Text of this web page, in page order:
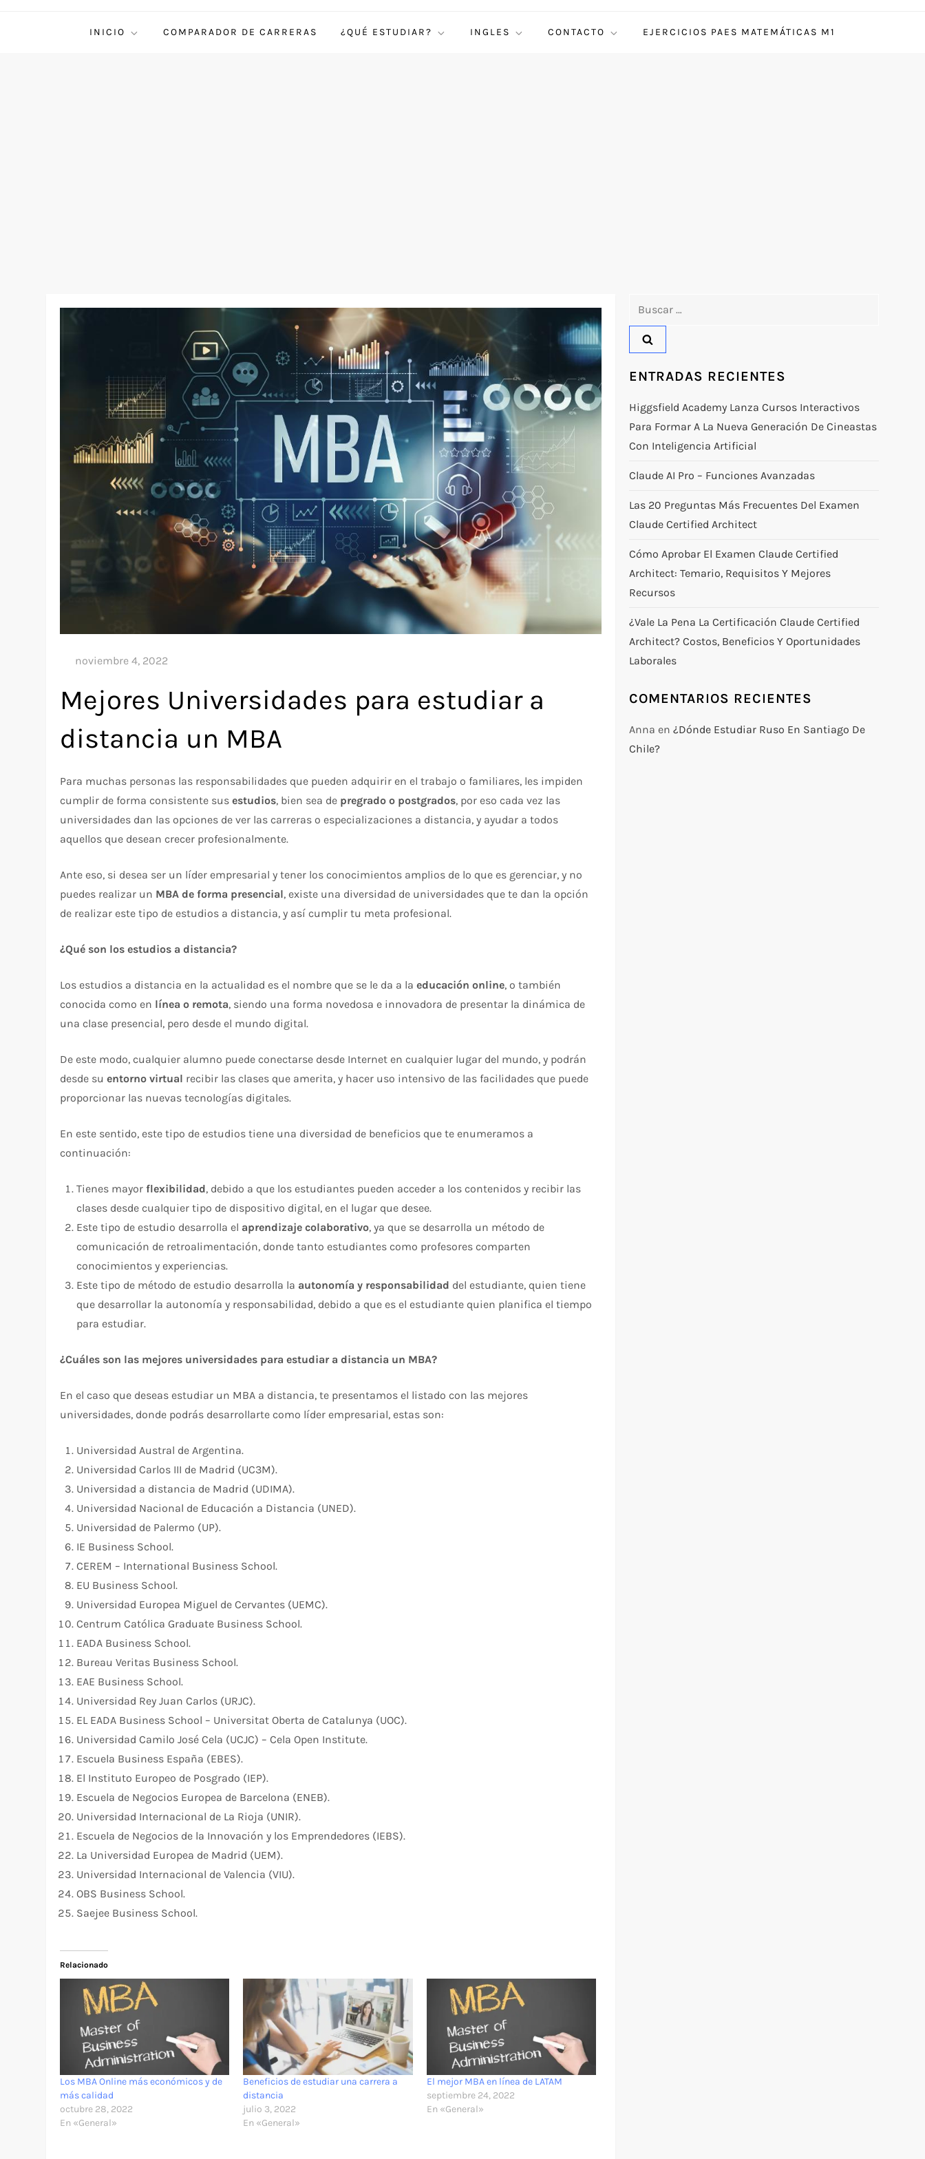
INICIO COMPARADOR DE CARRERAS ¿QUÉ ESTUDIAR? INGLES CONTACTO EJERCICIOS PAES MATEMÁTICAS M1
Mejores Universidades para estudiar a
distancia un MBA
Para muchas personas las responsabilidades que pueden adquirir en el trabajo o familiares, les impiden
cumplir de forma consistente sus estudios, bien sea de pregrado o postgrados, por eso cada vez las
universidades dan las opciones de ver las carreras o especializaciones a distancia, y ayudar a todos
aquellos que desean crecer profesionalmente.
Ante eso, si desea ser un líder empresarial y tener los conocimientos amplios de lo que es gerenciar, y no
puedes realizar un MBA de forma presencial, existe una diversidad de universidades que te dan la opción
de realizar este tipo de estudios a distancia, y así cumplir tu meta profesional.
¿Qué son los estudios a distancia?
Los estudios a distancia en la actualidad es el nombre que se le da a laeducación online, o también
conocida como en línea o remota, siendo una forma novedosa e innovadora de presentar la dinámica de
una clase presencial, pero desde el mundo digital.
De este modo, cualquier alumno puede conectarse desde Internet en cualquier lugar del mundo, y podrán
desde suentorno virtual recibir las clases que amerita, y hacer uso intensivo de las facilidades que puede
proporcionar las nuevas tecnologías digitales.
En este sentido, este tipo de estudios tiene una diversidad de beneficios que te enumeramos a
continuación:
Tienes mayorflexibilidad, debido a que los estudiantes pueden acceder a los contenidos y recibir las
clases desde cualquier tipo de dispositivo digital, en el lugar que desee.
Este tipo de estudio desarrolla el aprendizaje colaborativo, ya que se desarrolla un método de
comunicación de retroalimentación, donde tanto estudiantes como profesores comparten
conocimientos y experiencias.
Este tipo de método de estudio desarrolla la autonomía y responsabilidad del estudiante, quien tiene
que desarrollar la autonomía y responsabilidad, debido a que es el estudiante quien planifica el tiempo
para estudiar.
¿Cuáles son las mejores universidades para estudiar a distancia un MBA?
En el caso que deseas estudiar un MBA a distancia, te presentamos el listado con las mejores
universidades, donde podrás desarrollarte como líder empresarial, estas son:
Universidad Austral de Argentina.
Universidad Carlos III de Madrid (UC3M).
Universidad a distancia de Madrid (UDIMA).
Universidad Nacional de Educación a Distancia (UNED).
Universidad de Palermo (UP).
IE Business School.
CEREM – International Business School.
EU Business School.
Universidad Europea Miguel de Cervantes (UEMC).
Centrum Católica Graduate Business School.
EADA Business School.
Bureau Veritas Business School.
EAE Business School.
Universidad Rey Juan Carlos (URJC).
EL EADA Business School – Universitat Oberta de Catalunya (UOC).
Universidad Camilo José Cela (UCJC) – Cela Open Institute.
Escuela Business España (EBES).
El Instituto Europeo de Posgrado (IEP).
Escuela de Negocios Europea de Barcelona (ENEB).
Universidad Internacional de La Rioja (UNIR).
Escuela de Negocios de la Innovación y los Emprendedores (IEBS).
La Universidad Europea de Madrid (UEM).
Universidad Internacional de Valencia (VIU).
OBS Business School.
Saejee Business School.
Relacionado
Los MBA Online más económicos y de
más calidad
octubre 28, 2022
En «General»
Beneficios de estudiar una carrera a
distancia
julio 3, 2022
En «General»
El mejor MBA en línea de LATAM
septiembre 24, 2022
En «General»
ENTRADAS RECIENTES
Higgsfield Academy Lanza Cursos Interactivos
Para Formar A La Nueva Generación De Cineastas
Con Inteligencia Artificial
Claude AI Pro – Funciones Avanzadas
Las 20 Preguntas Más Frecuentes Del Examen
Claude Certified Architect
Cómo Aprobar El Examen Claude Certified
Architect: Temario, Requisitos Y Mejores
Recursos
¿Vale La Pena La Certificación Claude Certified
Architect? Costos, Beneficios Y Oportunidades
Laborales
COMENTARIOS RECIENTES
Anna en ¿Dónde Estudiar Ruso En Santiago De
Chile?